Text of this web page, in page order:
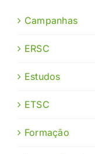
Campanhas
ERSC
Estudos
ETSC
Formação